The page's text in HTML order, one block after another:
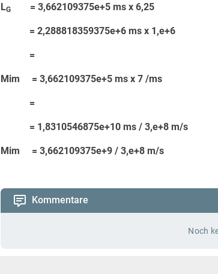
LG = 3,662109375e+5 ms x 6,25 =
= 2,288818359375e+6 ms x 1,e+6
=
Mim = 3,662109375e+5 ms x 7 /
=
= 1,8310546875e+10 ms / 3,e+8
Mim = 3,662109375e+9 / 3,e+8 m/
Kommentare
Noch